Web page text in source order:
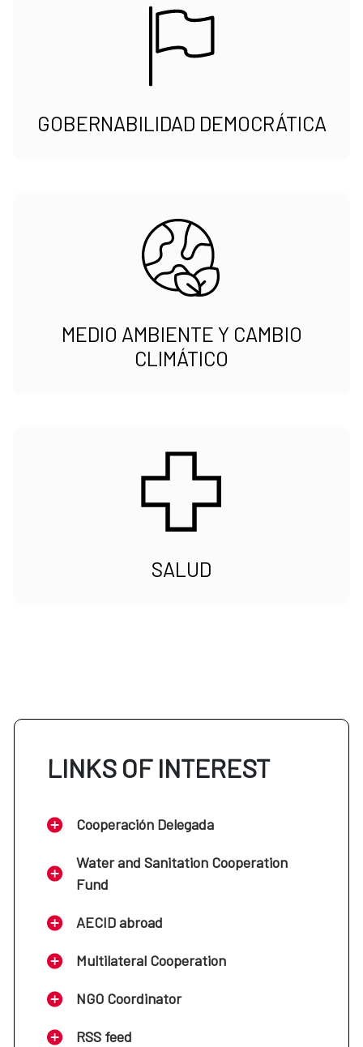
GOBERNABILIDAD DEMOCRÁTICA
MEDIO AMBIENTE Y CAMBIO
CLIMÁTICO
SALUD
LINKS OF INTEREST
Cooperación Delegada
Water and Sanitation Cooperation
Fund
AECID abroad
Multilateral Cooperation
NGO Coordinator
RSS feed